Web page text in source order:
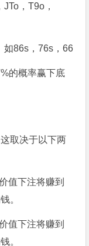
，T9o，
86s，76s，66
的概率赢下底
这取决于以下两
值下注将赚到
。
值下注将赚到
。